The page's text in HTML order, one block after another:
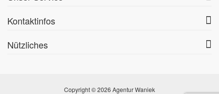
Kontaktinfos
Nützliches
Copyright © 2026 Agentur Waniek